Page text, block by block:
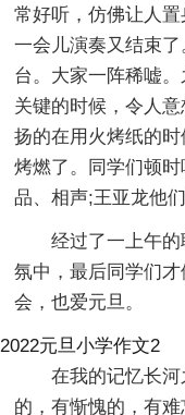
常好听，仿佛让人
一会儿演奏又结束
台。大家一阵稀嘘
关键的时候，令人
扬的在用火烤纸的
烤燃了。同学们顿
品、相声;王亚龙他
经过了一上午
氛中，最后同学们
会，也爱元旦。
2022元旦小学作文2
在我的记忆长
的，有惭愧的，有